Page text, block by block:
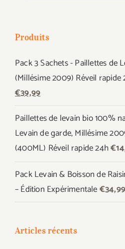
Produits
Pack 3 Sachets - Paillettes de
(Millésime 2009) Réveil rapide
Le
initial
était :
€44,97.
€39,99Le
actuel
est :
€39,99.
Paillettes de levain bio 100%
Levain de garde, Millésime
(400ML) Réveil rapide 24h€
Pack Levain & Boisson de
– Édition Expérimentale€34,99
Articles récents